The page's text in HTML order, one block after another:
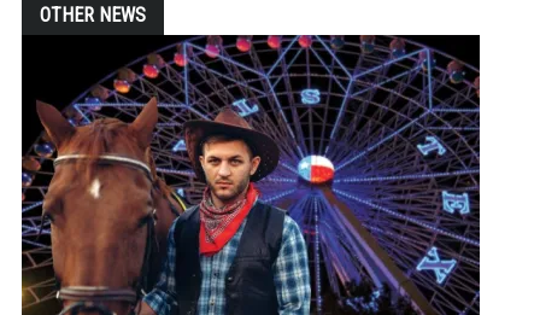
OTHER NEWS